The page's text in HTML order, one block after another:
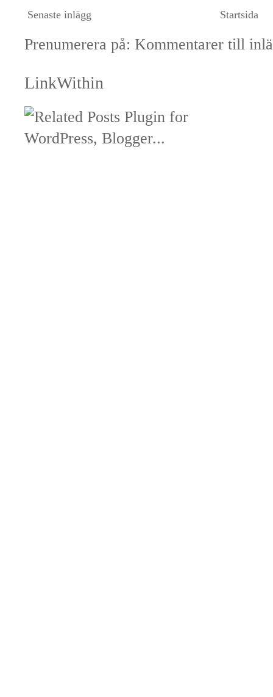
Senaste inlägg Startsida
Prenumerera på: Kommentarer till
LinkWithin